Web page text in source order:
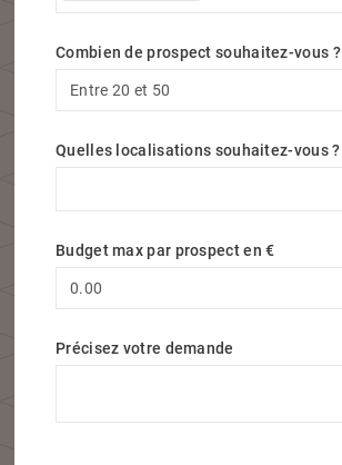
Combien de prospect souhaitez-vous ?
Quelles localisations souhaitez-vous ?
Budget max par prospect en €
Précisez votre demande